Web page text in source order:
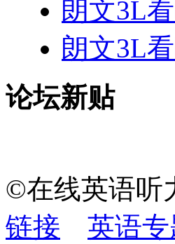
朗文3L
朗文3L
论坛新贴
©在线英语
链接
英语专